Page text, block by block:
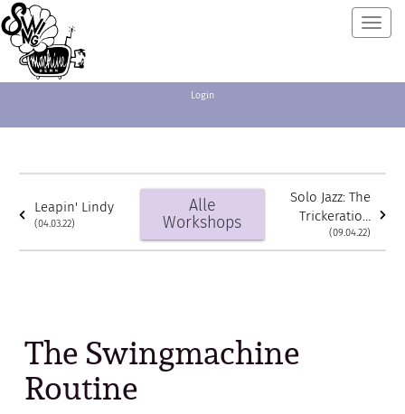
Login
Leapin' Lindy
(04.03.22)
Alle
Workshops
Solo Jazz: The
Trickeration
Routine (Norma
Miller)
(09.04.22)
The Swingmachine
Routine